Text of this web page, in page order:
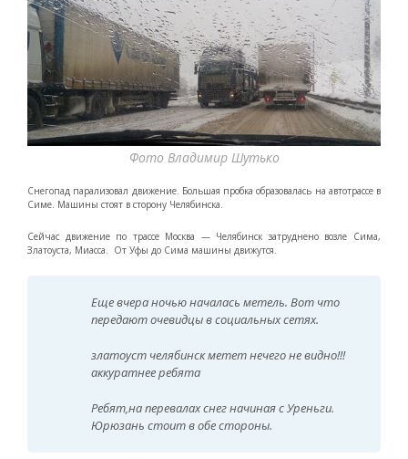
Фото Владимир Шутько
Снегопад парализовал движение. Большая пробка образовалась на автотрассе в
Симе. Машины стоят в сторону Челябинска.
Сейчас движение по трассе Москва — Челябинск затруднено возле Сима,
Златоуста, Миасса. От Уфы до Сима машины движутся.
Еще вчера ночью началась метель. Вот что
передают очевидцы в социальных сетях.
златоуст челябинск метет нечего не видно!!!
аккуратнее ребята
Ребят,на перевалах снег начиная с Уреньги.
Юрюзань стоит в обе стороны.